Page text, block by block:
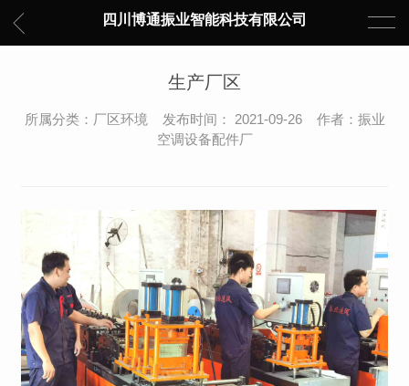
四川博通振业智能科技有限公司
生产厂区
所属分类：厂区环境 发布时间： 2021-09-26 作者：振业
空调设备配件厂